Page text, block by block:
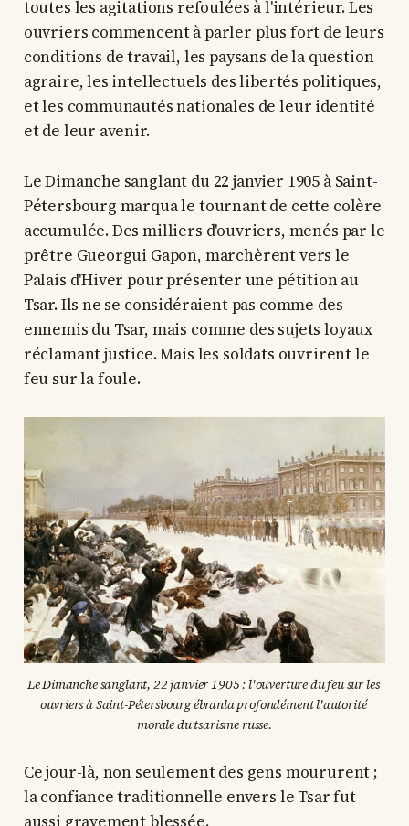
toutes les agitations refoulées à l'intérieur. Les
ouvriers commencent à parler plus fort de leurs
conditions de travail, les paysans de la question
agraire, les intellectuels des libertés politiques,
et les communautés nationales de leur identité
et de leur avenir.
Le Dimanche sanglant du 22 janvier 1905 à Saint-
Pétersbourg marqua le tournant de cette colère
accumulée. Des milliers d'ouvriers, menés par le
prêtre Gueorgui Gapon, marchèrent vers le
Palais d'Hiver pour présenter une pétition au
Tsar. Ils ne se considéraient pas comme des
ennemis du Tsar, mais comme des sujets loyaux
réclamant justice. Mais les soldats ouvrirent le
feu sur la foule.
Le Dimanche sanglant, 22 janvier 1905 : l'ouverture du feu sur les
ouvriers à Saint-Pétersbourg ébranla profondément l'autorité
morale du tsarisme russe.
Ce jour-là, non seulement des gens moururent ;
la confiance traditionnelle envers le Tsar fut
aussi gravement blessée.